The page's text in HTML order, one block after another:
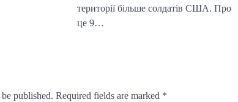
території більше солдатів США. Про
це 9…
published. Required fields are marked *